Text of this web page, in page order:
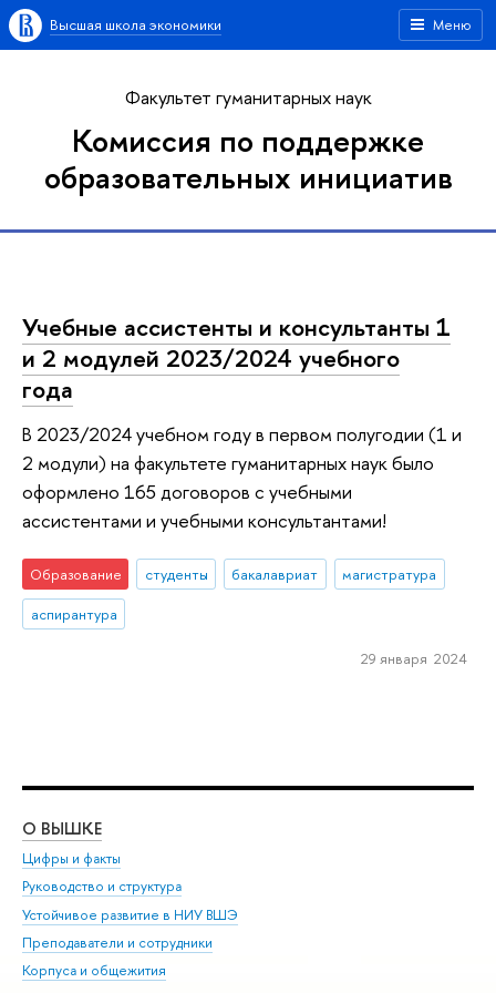
Меню
Высшая школа экономики
Факультет гуманитарных наук
Комиссия по поддержке
образовательных инициатив
Учебные ассистенты и консультанты 1
и 2 модулей 2023/2024 учебного
года
В 2023/2024 учебном году в первом полугодии (1 и
2 модули) на факультете гуманитарных наук было
оформлено 165 договоров с учебными
ассистентами и учебными консультантами!
Образование студенты бакалавриат
магистратура
аспирантура
29 января 2024
О ВЫШКЕ
Цифры и факты
Руководство и структура
Устойчивое развитие в НИУ ВШЭ
Преподаватели и сотрудники
Корпуса и общежития